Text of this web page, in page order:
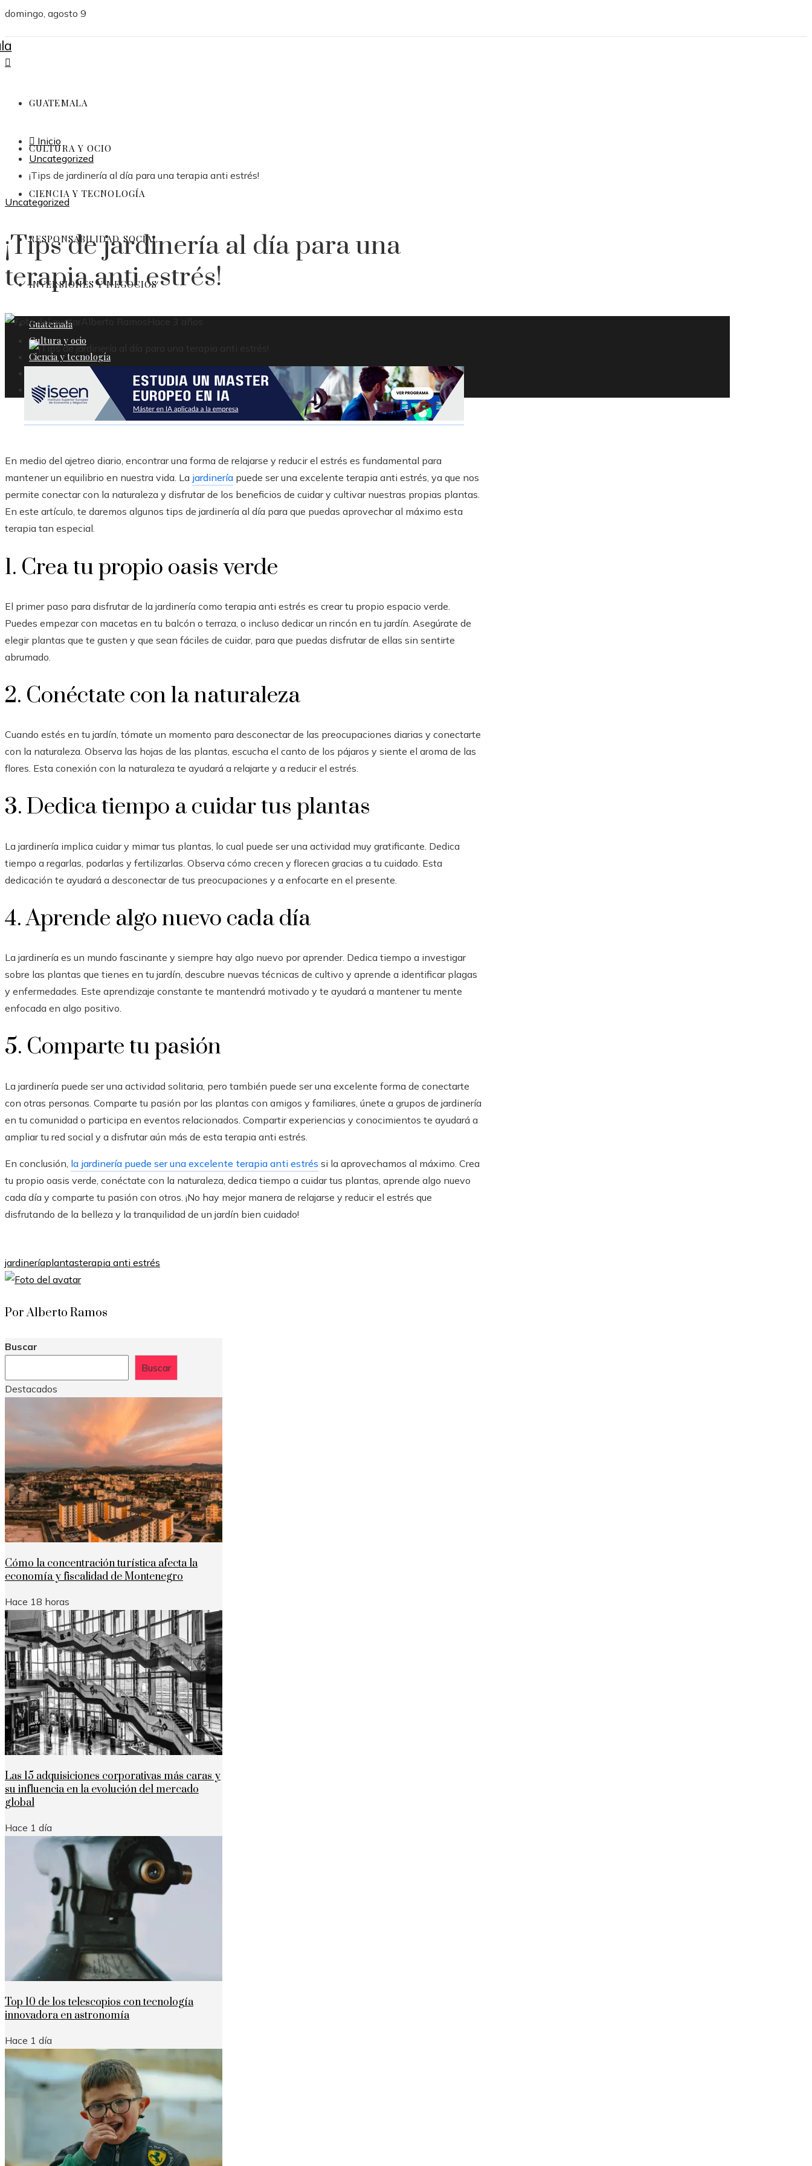
domingo, agosto 9
GUATEMALA
CULTURA Y OCIO
CIENCIA Y TECNOLOGÍA
RESPONSABILIDAD SOCIAL
INVERSIONES Y NEGOCIOS
Guatemala
Cultura y ocio
Ciencia y tecnología
Responsabilidad social
Inversiones y negocios
Inicio
Uncategorized
¡Tips de jardinería al día para una terapia anti estrés!
Uncategorized
¡Tips de jardinería al día para una
terapia anti estrés!
Alberto Ramos Hace 3 años
En medio del ajetreo diario, encontrar una forma de relajarse y reducir el estrés es fundamental para
mantener un equilibrio en nuestra vida. La jardinería puede ser una excelente terapia anti estrés, ya que nos
permite conectar con la naturaleza y disfrutar de los beneficios de cuidar y cultivar nuestras propias plantas.
En este artículo, te daremos algunos tips de jardinería al día para que puedas aprovechar al máximo esta
terapia tan especial.
1. Crea tu propio oasis verde
El primer paso para disfrutar de la jardinería como terapia anti estrés es crear tu propio espacio verde.
Puedes empezar con macetas en tu balcón o terraza, o incluso dedicar un rincón en tu jardín. Asegúrate de
elegir plantas que te gusten y que sean fáciles de cuidar, para que puedas disfrutar de ellas sin sentirte
abrumado.
2. Conéctate con la naturaleza
Cuando estés en tu jardín, tómate un momento para desconectar de las preocupaciones diarias y conectarte
con la naturaleza. Observa las hojas de las plantas, escucha el canto de los pájaros y siente el aroma de las
flores. Esta conexión con la naturaleza te ayudará a relajarte y a reducir el estrés.
3. Dedica tiempo a cuidar tus plantas
La jardinería implica cuidar y mimar tus plantas, lo cual puede ser una actividad muy gratificante. Dedica
tiempo a regarlas, podarlas y fertilizarlas. Observa cómo crecen y florecen gracias a tu cuidado. Esta
dedicación te ayudará a desconectar de tus preocupaciones y a enfocarte en el presente.
4. Aprende algo nuevo cada día
La jardinería es un mundo fascinante y siempre hay algo nuevo por aprender. Dedica tiempo a investigar
sobre las plantas que tienes en tu jardín, descubre nuevas técnicas de cultivo y aprende a identificar plagas
y enfermedades. Este aprendizaje constante te mantendrá motivado y te ayudará a mantener tu mente
enfocada en algo positivo.
5. Comparte tu pasión
La jardinería puede ser una actividad solitaria, pero también puede ser una excelente forma de conectarte
con otras personas. Comparte tu pasión por las plantas con amigos y familiares, únete a grupos de jardinería
en tu comunidad o participa en eventos relacionados. Compartir experiencias y conocimientos te ayudará a
ampliar tu red social y a disfrutar aún más de esta terapia anti estrés.
En conclusión, la jardinería puede ser una excelente terapia anti estrés si la aprovechamos al máximo. Crea
tu propio oasis verde, conéctate con la naturaleza, dedica tiempo a cuidar tus plantas, aprende algo nuevo
cada día y comparte tu pasión con otros. ¡No hay mejor manera de relajarse y reducir el estrés que
disfrutando de la belleza y la tranquilidad de un jardín bien cuidado!
jardineríaplantasterapia anti estrés
Por Alberto Ramos
Buscar
Buscar
Destacados
Cómo la concentración turística afecta la
economía y fiscalidad de Montenegro
Hace 18 horas
Las 15 adquisiciones corporativas más caras y
su influencia en la evolución del mercado
global
Hace 1 día
Top 10 de los telescopios con tecnología
innovadora en astronomía
Hace 1 día